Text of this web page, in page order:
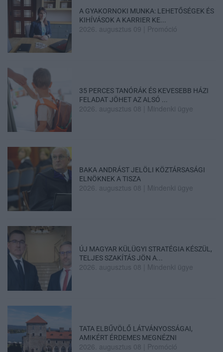
A GYAKORNOKI MUNKA: LEHETŐSÉGEK ÉS
KIHÍVÁSOK A KARRIER KE...
2026. augusztus 09 Promóció
35 PERCES TANÓRÁK ÉS KEVESEBB HÁZI
FELADAT JÖHET AZ ALSÓ ...
2026. augusztus 08 Mindenki ügye
BAKA ANDRÁST JELÖLI KÖZTÁRSASÁGI
ELNÖKNEK A TISZA
2026. augusztus 08 Mindenki ügye
ÚJ MAGYAR KÜLÜGYI STRATÉGIA KÉSZÜL,
TELJES SZAKÍTÁS JÖN A...
2026. augusztus 08 Mindenki ügye
TATA ELBŰVÖLŐ LÁTVÁNYOSSÁGAI,
AMIKÉRT ÉRDEMES MEGNÉZNI
2026. augusztus 08 Promóció